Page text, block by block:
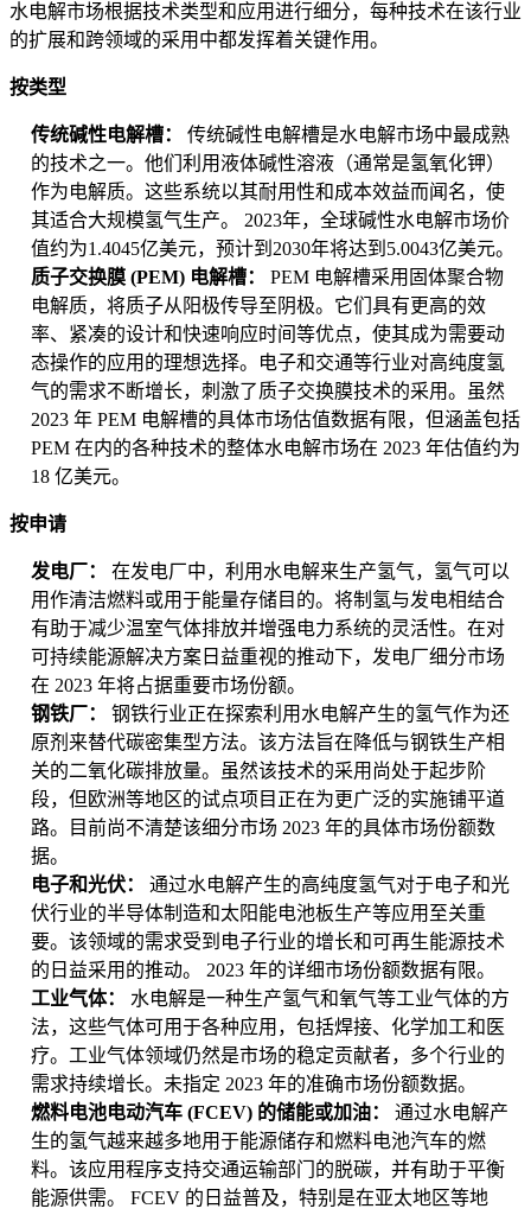
水电解市场根据技术类型和应用进行细分，每种技术在该行业
的扩展和跨领域的采用中都发挥着关键作用。
按类型
传统碱性电解槽： 传统碱性电解槽是水电解市场中最成熟
的技术之一。他们利用液体碱性溶液（通常是氢氧化钾）
作为电解质。这些系统以其耐用性和成本效益而闻名，使
其适合大规模氢气生产。 2023年，全球碱性水电解市场价
值约为1.4045亿美元，预计到2030年将达到5.0043亿美元。
质子交换膜 (PEM) 电解槽： PEM 电解槽采用固体聚合物
电解质，将质子从阳极传导至阴极。它们具有更高的效
率、紧凑的设计和快速响应时间等优点，使其成为需要动
态操作的应用的理想选择。电子和交通等行业对高纯度氢
气的需求不断增长，刺激了质子交换膜技术的采用。虽然
2023 年 PEM 电解槽的具体市场估值数据有限，但涵盖包括
PEM 在内的各种技术的整体水电解市场在 2023 年估值约为
18 亿美元。
按申请
发电厂： 在发电厂中，利用水电解来生产氢气，氢气可以
用作清洁燃料或用于能量存储目的。将制氢与发电相结合
有助于减少温室气体排放并增强电力系统的灵活性。在对
可持续能源解决方案日益重视的推动下，发电厂细分市场
在 2023 年将占据重要市场份额。
钢铁厂： 钢铁行业正在探索利用水电解产生的氢气作为还
原剂来替代碳密集型方法。该方法旨在降低与钢铁生产相
关的二氧化碳排放量。虽然该技术的采用尚处于起步阶
段，但欧洲等地区的试点项目正在为更广泛的实施铺平道
路。目前尚不清楚该细分市场 2023 年的具体市场份额数
据。
电子和光伏： 通过水电解产生的高纯度氢气对于电子和光
伏行业的半导体制造和太阳能电池板生产等应用至关重
要。该领域的需求受到电子行业的增长和可再生能源技术
的日益采用的推动。 2023 年的详细市场份额数据有限。
工业气体： 水电解是一种生产氢气和氧气等工业气体的方
法，这些气体可用于各种应用，包括焊接、化学加工和医
疗。工业气体领域仍然是市场的稳定贡献者，多个行业的
需求持续增长。未指定 2023 年的准确市场份额数据。
燃料电池电动汽车 (FCEV) 的储能或加油： 通过水电解产
生的氢气越来越多地用于能源储存和燃料电池汽车的燃
料。该应用程序支持交通运输部门的脱碳，并有助于平衡
能源供需。 FCEV 的日益普及，特别是在亚太地区等地